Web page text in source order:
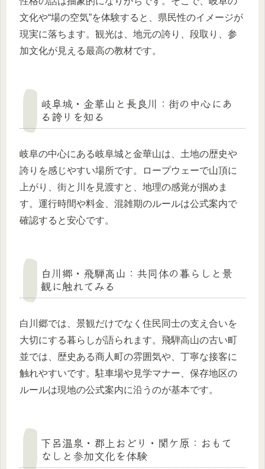
文化や“場の空気”を体験すると、県民性のイメージが
現実に落ちます。観光は、地元の誇り、段取り、参
加文化が見える最高の教材です。
岐阜城・金華山と長良川：街の中心にあ
る誇りを知る
岐阜の中心にある岐阜城と金華山は、土地の歴史や
誇りを感じやすい場所です。ロープウェーで山頂に
上がり、街と川を見渡すと、地理の感覚が掴めま
す。運行時間や料金、混雑期のルールは公式案内で
確認すると安心です。
白川郷・飛騨高山：共同体の暮らしと景
観に触れてみる
白川郷では、景観だけでなく住民同士の支え合いを
大切にする暮らしが語られます。飛騨高山の古い町
並では、歴史ある商人町の雰囲気や、丁寧な接客に
触れやすいです。駐車場や見学マナー、保存地区の
ルールは現地の公式案内に沿うのが基本です。
下呂温泉・郡上おどり・関ケ原：おもて
なしと参加文化を体験